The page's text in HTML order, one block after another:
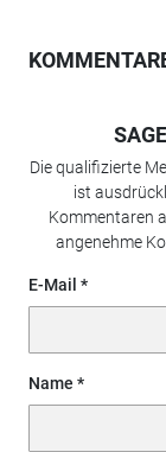
Die qualifizierte
ist
Kommentaren
angenehme
E-Mail
Name